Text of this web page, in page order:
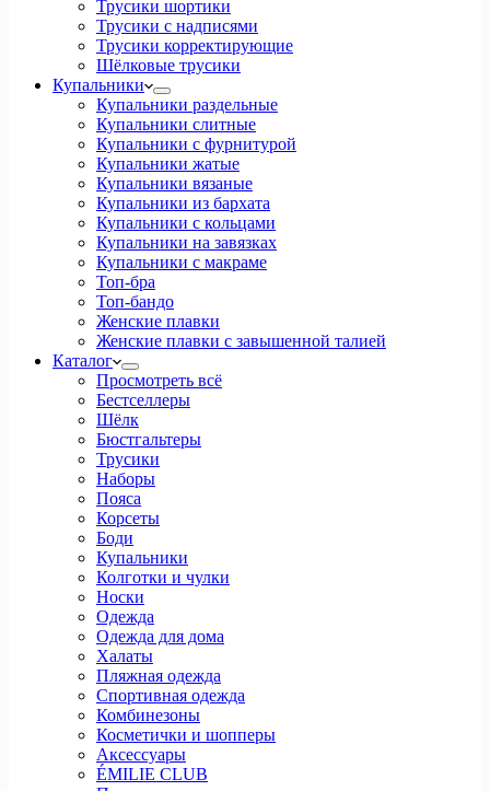
Трусики шортики
Трусики с надписями
Трусики корректирующие
Шёлковые трусики
Купальники
Купальники раздельные
Купальники слитные
Купальники с фурнитурой
Купальники жатые
Купальники вязаные
Купальники из бархата
Купальники с кольцами
Купальники на завязках
Купальники с макраме
Топ-бра
Топ-бандо
Женские плавки
Женские плавки с завышенной талией
Каталог
Просмотреть всё
Бестселлеры
Шёлк
Бюстгальтеры
Трусики
Наборы
Пояса
Корсеты
Боди
Купальники
Колготки и чулки
Носки
Одежда
Одежда для дома
Халаты
Пляжная одежда
Спортивная одежда
Комбинезоны
Косметички и шопперы
Аксессуары
ÉMILIE CLUB